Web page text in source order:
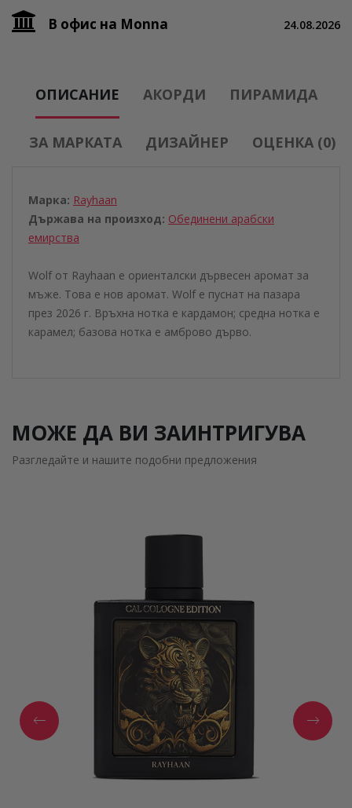
В офис на Monna 24.08.2026
ОПИСАНИЕ АКОРДИ ПИРАМИДА
ЗА МАРКАТА ДИЗАЙНЕР ОЦЕНКА (0)
Марка: Rayhaan
Държава на произход: Обединени aрабски
eмирства
Wolf от Rayhaan е ориенталски дървесен аромат за
мъже. Това е нов аромат. Wolf е пуснат на пазара
през 2026 г. Връхна нотка е кардамон; средна нотка е
карамел; базова нотка е амброво дърво.
МОЖЕ ДА ВИ ЗАИНТРИГУВА
Разгледайте и нашите подобни предложения